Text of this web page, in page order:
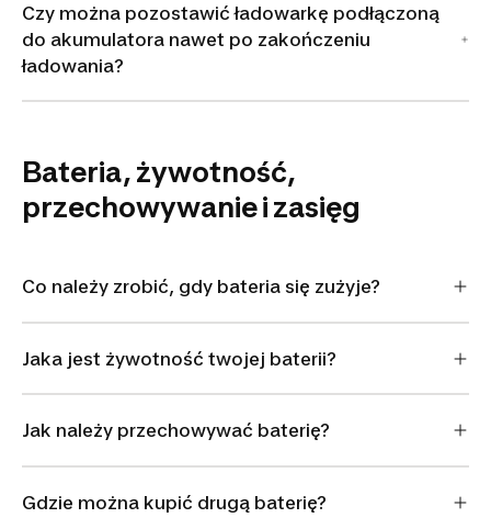
Czy można pozostawić ładowarkę podłączoną
do akumulatora nawet po zakończeniu
ładowania?
Bateria, żywotność,
przechowywanie i zasięg
Co należy zrobić, gdy bateria się zużyje?
Jaka jest żywotność twojej baterii?
Jak należy przechowywać baterię?
Gdzie można kupić drugą baterię?